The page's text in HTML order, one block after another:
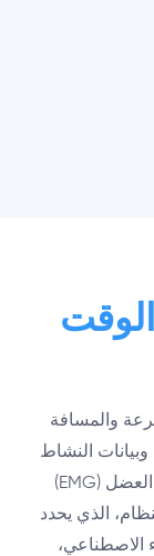
الوقت
والمسافة
النشاط
العضلي من مستشعرات تخطيط كهربية العضل (EMG)
الذي يحدد
الاصطناعي،